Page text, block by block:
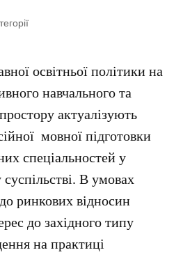
освітньої політики на
навчального та
актуалізують
мовної підготовки
спеціальностей у
В умовах
ринкових відносин
до західного типу
на практиці